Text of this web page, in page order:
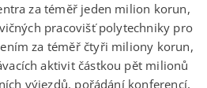
za téměř jeden milion korun,
pracovišť polytechniky pro
za téměř čtyři miliony korun,
aktivit částkou pět milionů
výjezdů, pořádání konferencí,